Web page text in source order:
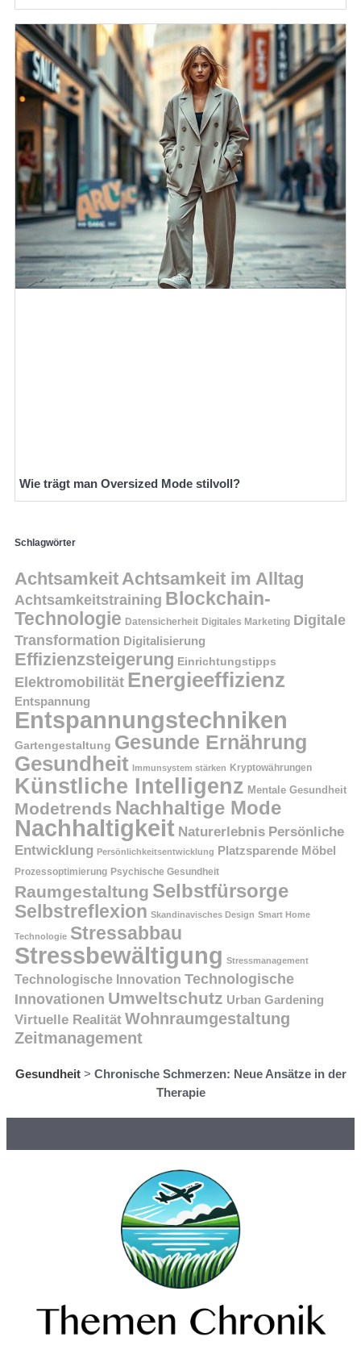
Wie trägt man Oversized Mode stilvoll?
Schlagwörter
AchtsamkeitAchtsamkeit im Alltag
Achtsamkeitstraining Blockchain-
Technologie Datensicherheit Digitales Marketing Digitale
Transformation Digitalisierung
Effizienzsteigerung Einrichtungstipps
Elektromobilität Energieeffizienz
Entspannung
Entspannungstechniken
Gartengestaltung Gesunde Ernährung
Gesundheit Immunsystem stärken Kryptowährungen
Künstliche Intelligenz Mentale Gesundheit
Modetrends Nachhaltige Mode
Nachhaltigkeit Naturerlebnis Persönliche
Entwicklung Persönlichkeitsentwicklung Platzsparende Möbel
Prozessoptimierung Psychische Gesundheit
Raumgestaltung Selbstfürsorge
Selbstreflexion Skandinavisches Design Smart Home
Technologie Stressabbau
Stressbewältigung Stressmanagement
Technologische Innovation Technologische
Innovationen Umweltschutz Urban Gardening
Virtuelle Realität Wohnraumgestaltung
Zeitmanagement
Gesundheit> Chronische Schmerzen: Neue Ansätze in der
Therapie